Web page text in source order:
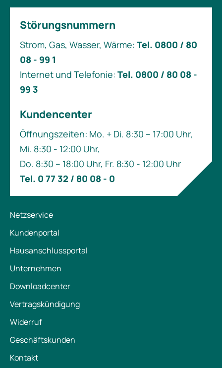
Störungsnummern
Strom, Gas, Wasser, Wärme: Tel. 0800 / 80
08 - 99 1
Internet und Telefonie: Tel. 0800 / 80 08 -
99 3
Kundencenter
Öffnungszeiten: Mo. + Di. 8:30 – 17:00 Uhr,
Mi. 8:30 - 12:00 Uhr,
Do. 8:30 – 18:00 Uhr, Fr. 8:30 - 12:00 Uhr
Tel. 0 77 32 / 80 08 - 0
Netzservice
Kundenportal
Hausanschlussportal
Unternehmen
Downloadcenter
Vertragskündigung
Widerruf
Geschäftskunden
Kontakt